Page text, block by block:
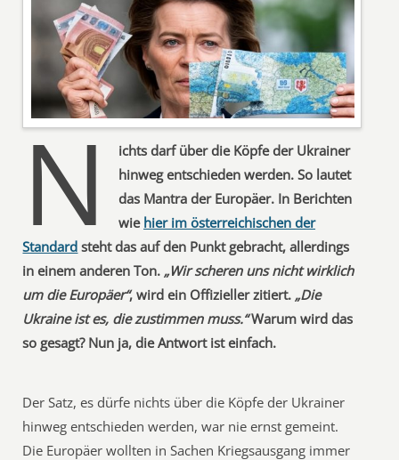
N
ichts darf über die Köpfe der Ukrainer
hinweg entschieden werden. So lautet
das Mantra der Europäer. In Berichten
wie hier im österreichischen der
Standard steht das auf den Punkt gebracht, allerdings
in einem anderen Ton. „Wir scheren uns nicht wirklich
um die Europäer“, wird ein Offizieller zitiert. „Die
Ukraine ist es, die zustimmen muss.“Warum wird das
so gesagt? Nun ja, die Antwort ist einfach.
Der Satz, es dürfe nichts über die Köpfe der Ukrainer
hinweg entschieden werden, war nie ernst gemeint.
Die Europäer wollten in Sachen Kriegsausgang immer